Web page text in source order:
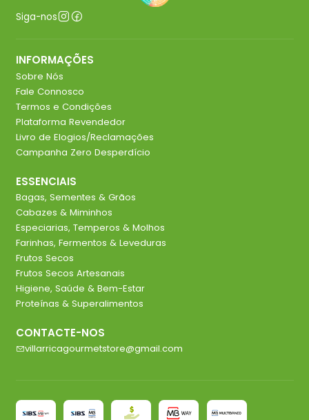
Siga-nos
INFORMAÇÕES
Sobre Nós
Fale Connosco
Termos e Condições
Plataforma Revendedor
Livro de Elogios/Reclamações
Campanha Zero Desperdício
ESSENCIAIS
Bagas, Sementes & Grãos
Cabazes & Miminhos
Especiarias, Temperos & Molhos
Farinhas, Fermentos & Leveduras
Frutos Secos
Frutos Secos Artesanais
Higiene, Saúde & Bem-Estar
Proteínas & Superalimentos
CONTACTE-NOS
villarricagourmetstore@gmail.com